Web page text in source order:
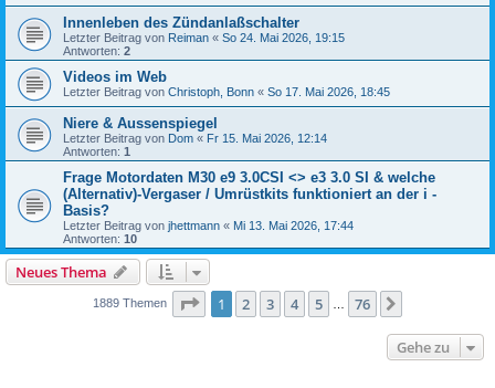
Innenleben des Zündanlaßschalter
Letzter Beitrag von Reiman « So 24. Mai 2026, 19:15
Antworten: 2
Videos im Web
Letzter Beitrag von Christoph, Bonn « So 17. Mai 2026, 18:45
Niere & Aussenspiegel
Letzter Beitrag von Dom « Fr 15. Mai 2026, 12:14
Antworten: 1
Frage Motordaten M30 e9 3.0CSI <> e3 3.0 SI & welche
(Alternativ)-Vergaser / Umrüstkits funktioniert an der i -
Basis?
Letzter Beitrag von jhettmann « Mi 13. Mai 2026, 17:44
Antworten: 10
Neues Thema
1889 Themen Seite 1von 76
1 2 3 4 5 76
Gehe zu